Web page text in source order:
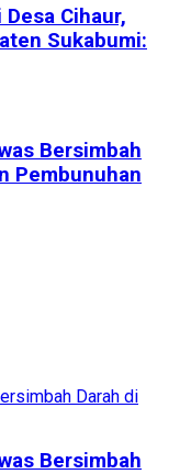
Cihaur,
Sukabumi:
Bersimbah
Pembunuhan
Bersimbah